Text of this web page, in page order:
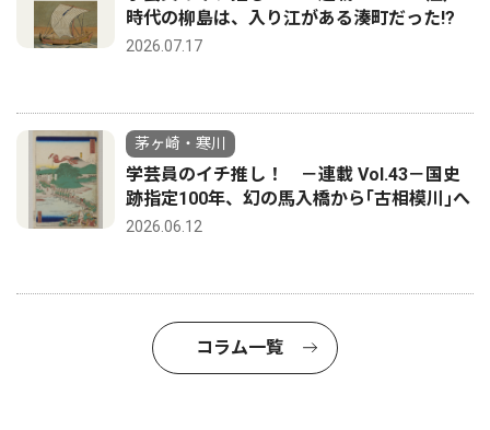
時代の柳島は、入り江がある湊町だった!?
2026.07.17
茅ヶ崎・寒川
学芸員のイチ推し！ －連載 Vol.43－国史
跡指定100年、幻の馬入橋から｢古相模川｣へ
2026.06.12
コラム一覧